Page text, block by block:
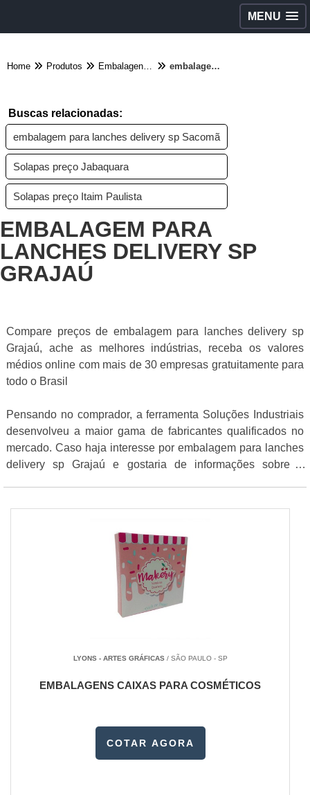
MENU
Home Produtos Embalagens diversas - Categoria embalagem para lanches delivery sp Grajaú
Buscas relacionadas:
embalagem para lanches delivery sp Sacomã
Solapas preço Jabaquara
Solapas preço Itaim Paulista
EMBALAGEM PARA
LANCHES DELIVERY SP
GRAJAÚ
Compare preços de embalagem para lanches delivery sp
Grajaú, ache as melhores indústrias, receba os valores
médios online com mais de 30 empresas gratuitamente para
todo o Brasil
Pensando no comprador, a ferramenta Soluções Industriais
desenvolveu a maior gama de fabricantes qualificados no
mercado. Caso haja interesse por embalagem para lanches
delivery sp Grajaú e gostaria de informações sobre a
LYONS - ARTES GRÁFICAS/ SÃO PAULO - SP
EMBALAGENS CAIXAS PARA COSMÉTICOS
COTAR AGORA